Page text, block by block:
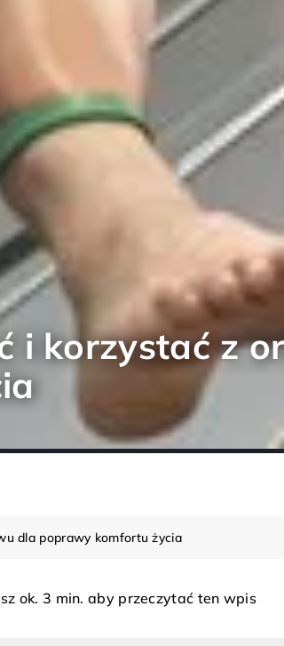
i korzystać z
dla poprawy komfortu życia
ok. 3 min. aby przeczytać ten wpis